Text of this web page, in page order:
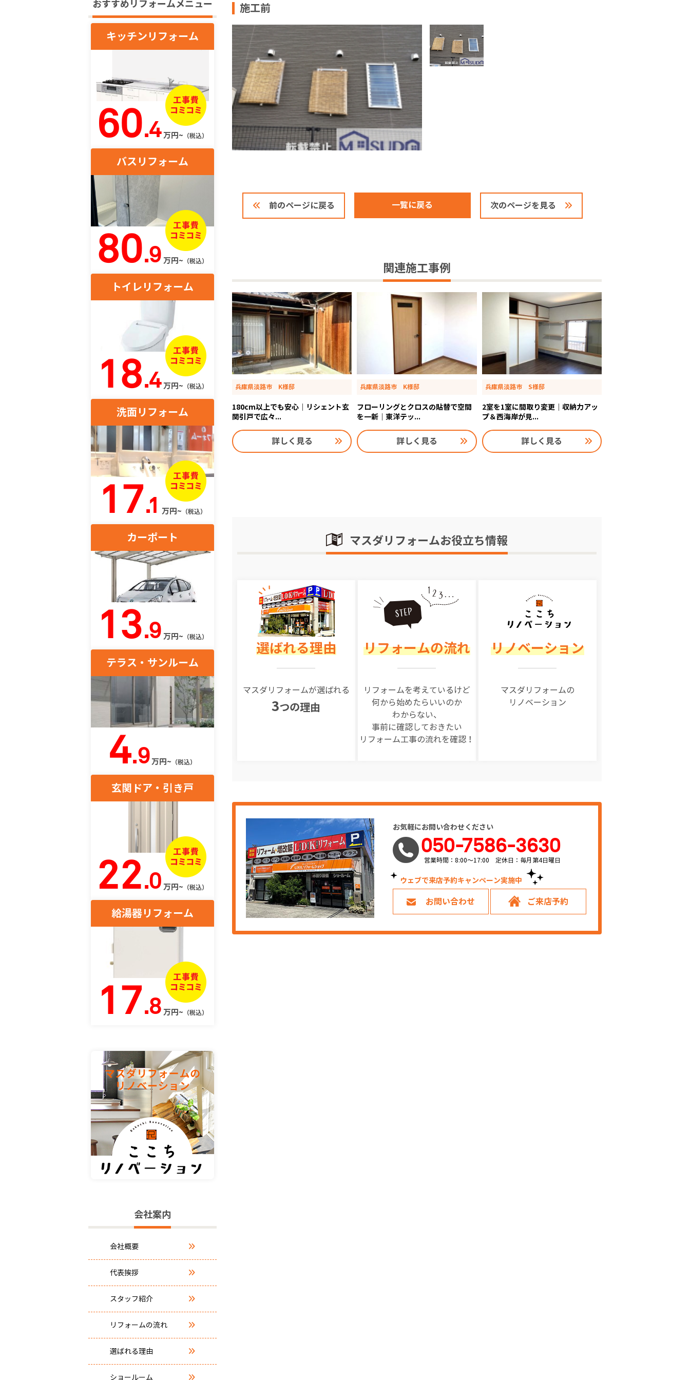
施工前
前のページに戻る 一覧に戻る 次のページを見る
関連施工事例
兵庫県淡路市 K様邸
180cm以上でも安心｜リシェント玄
関引戸で広々...
詳しく見る
兵庫県淡路市 K様邸
フローリングとクロスの貼替で空間
を一新｜東洋テッ...
詳しく見る
兵庫県淡路市 S様邸
2室を1室に間取り変更｜収納力アッ
プ＆西海岸が見...
詳しく見る
マスダリフォームお役立ち情報
選ばれる理由
マスダリフォームが選ばれる
3つの理由
リフォームの流れ
リフォームを考えているけど
何から始めたらいいのか
わからない、
事前に確認しておきたい
リフォーム工事の流れを確認！
リノベーション
マスダリフォームの
リノベーション
お気軽にお問い合わせください
050-7586-3630
営業時間：8:00～17:00 定休日：毎月第4日曜日
ウェブで来店予約キャンペーン実施中！
お問い合わせ ご来店予約
おすすめリフォームメニュー
キッチンリフォーム
60.4万円~ （税込）
バスリフォーム
80.9 万円~ （税込）
トイレリフォーム
18.4万円~ （税込）
洗面リフォーム
17.1 万円~ （税込）
カーポート
13.9 万円~ （税込）
テラス・サンルーム
4.9万円~ （税込）
玄関ドア・引き戸
22.0 万円~ （税込）
給湯器リフォーム
17.8 万円~ （税込）
会社案内
会社概要
代表挨拶
スタッフ紹介
リフォームの流れ
選ばれる理由
ショールーム